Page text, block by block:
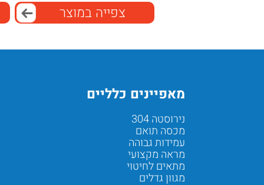
צפייה במוצר
מאפיינים כלליים
נירוסטה 304
מכסה תואם
עמידות גבוהה
מראה מקצועי
מתאים לחיטוי
מגוון גדלים